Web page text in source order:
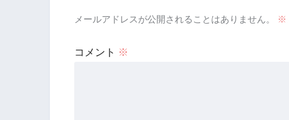
メールアドレスが公開されることはありません。 ※
コメント ※